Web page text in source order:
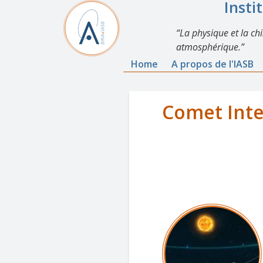
La physique et la
atmosphérique.
Home
A propos de l'IASB
Comet